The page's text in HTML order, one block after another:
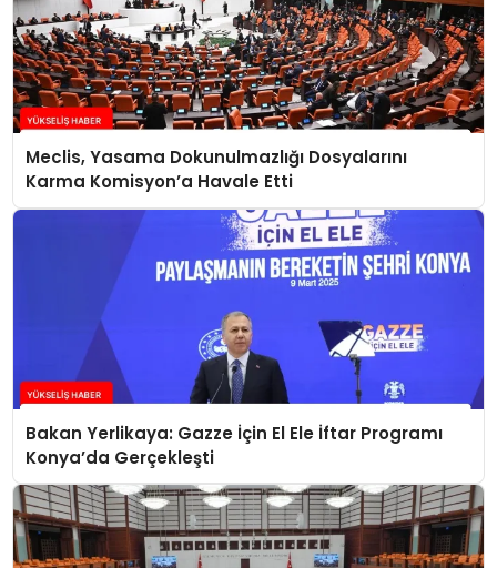
Meclis, Yasama Dokunulmazlığı Dosyalarını
Karma Komisyon’a Havale Etti
Bakan Yerlikaya: Gazze İçin El Ele İftar Programı
Konya’da Gerçekleşti